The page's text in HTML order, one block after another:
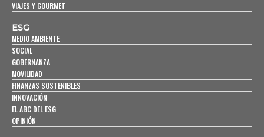
VIAJES Y GOURMET
ESG
MEDIO AMBIENTE
SOCIAL
GOBERNANZA
MOVILIDAD
FINANZAS SOSTENIBLES
INNOVACIÓN
EL ABC DEL ESG
OPINIÓN